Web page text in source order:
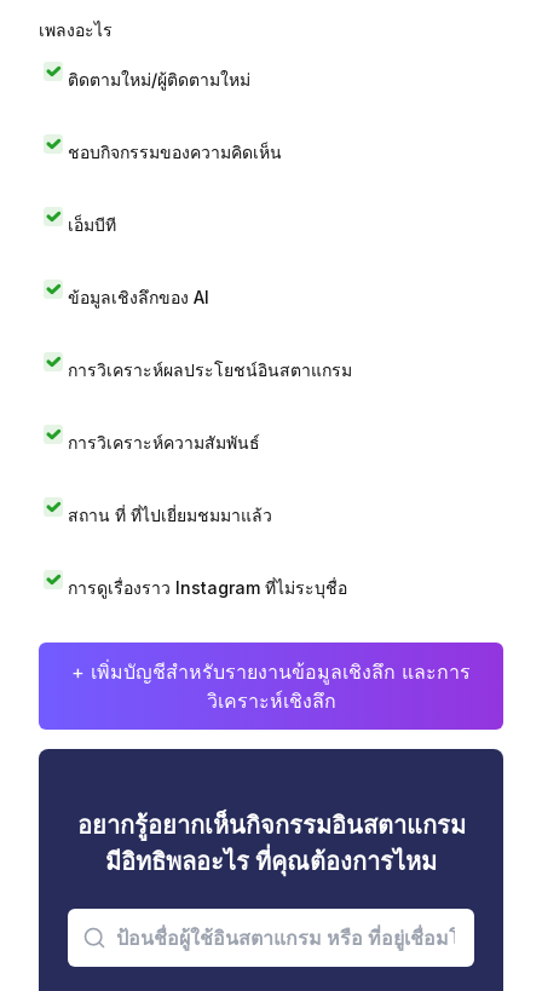
เพลงอะไร
ติดตามใหม่/ผู้ติดตามใหม่
ชอบกิจกรรมของความคิดเห็น
เอ็มบีที
ข้อมูลเชิงลึกของ AI
การวิเคราะห์ผลประโยชน์อินสตาแกรม
การวิเคราะห์ความสัมพันธ์
สถาน ที่ ที่ไปเยี่ยมชมมาแล้ว
การดูเรื่องราว Instagram ที่ไม่ระบุชื่อ
+ เพิ่มบัญชีสำหรับรายงานข้อมูลเชิงลึก และการ
วิเคราะห์เชิงลึก
อยากรู้อยากเห็นกิจกรรมอินสตาแกรม
มีอิทธิพลอะไร ที่คุณต้องการไหม